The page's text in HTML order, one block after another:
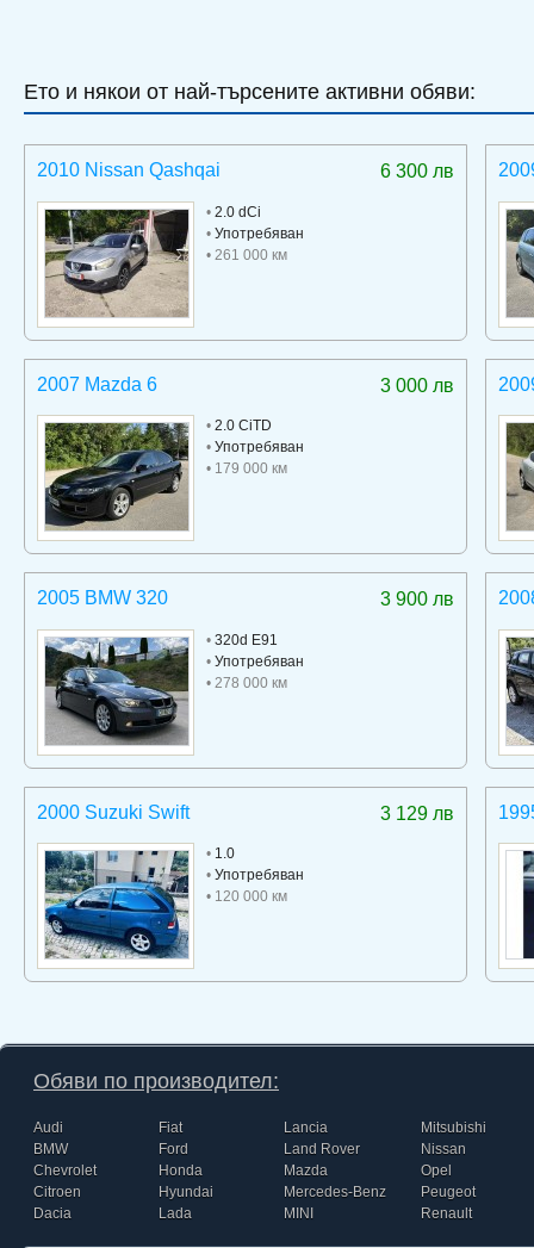
Ето и някои от най-търсените активни обяви:
6 300 лв
2010 Nissan Qashqai
• 2.0 dCi
• Употребяван
• 261 000 км
3 000 лв
2007 Mazda 6
• 2.0 CiTD
• Употребяван
• 179 000 км
3 900 лв
2005 BMW 320
• 320d E91
• Употребяван
• 278 000 км
3 129 лв
2000 Suzuki Swift
• 1.0
• Употребяван
• 120 000 км
Обяви по производител:
Audi
BMW
Chevrolet
Citroen
Dacia
Fiat
Ford
Honda
Hyundai
Lada
Lancia
Land Rover
Mazda
Mercedes-Benz
MINI
Mitsubishi
Nissan
Opel
Peugeot
Renault